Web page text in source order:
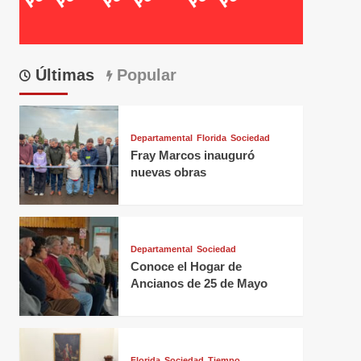
Últimas Popular
Departamental Florida Sociedad
Fray Marcos inauguró
nuevas obras
Departamental Sociedad
Conoce el Hogar de
Ancianos de 25 de Mayo